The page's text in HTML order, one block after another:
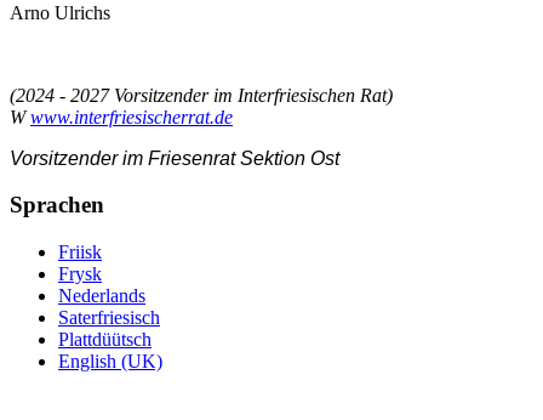
Arno Ulrichs
(2024 - 2027 Vorsitzender im Interfriesischen Rat)
Wwww.interfriesischerrat.de
Vorsitzender im Friesenrat Sektion Ost
Sprachen
Friisk
Frysk
Nederlands
Saterfriesisch
Plattdüütsch
English (UK)